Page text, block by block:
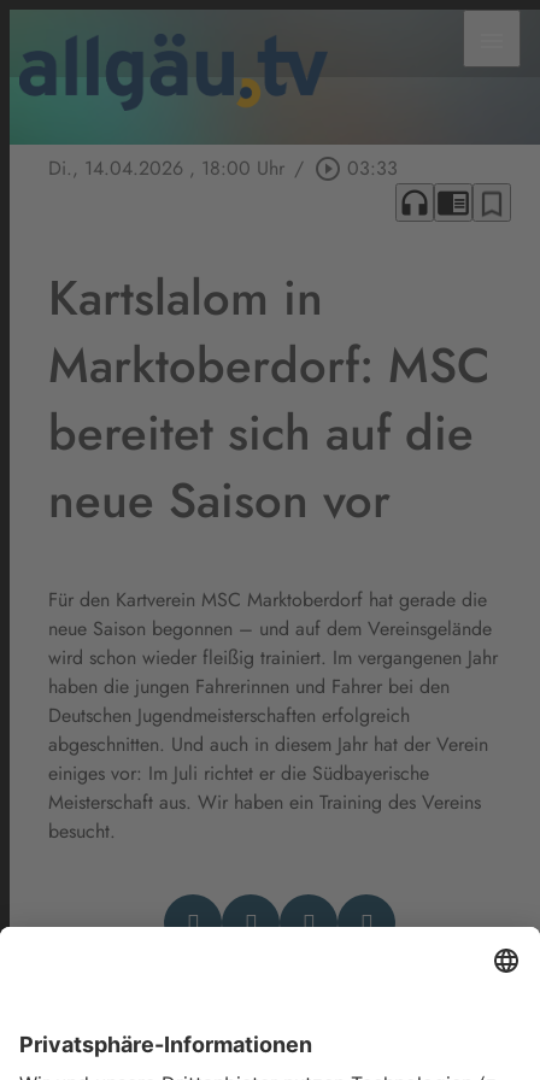
Di., 14.04.2026 , 18:00 Uhr / play_circle_outline 03:33
headphones chrome_reader_mode bookmark_border
Kartslalom in
Marktoberdorf: MSC
bereitet sich auf die
neue Saison vor
Für den Kartverein MSC Marktoberdorf hat gerade die
neue Saison begonnen – und auf dem Vereinsgelände
wird schon wieder fleißig trainiert. Im vergangenen Jahr
haben die jungen Fahrerinnen und Fahrer bei den
Deutschen Jugendmeisterschaften erfolgreich
abgeschnitten. Und auch in diesem Jahr hat der Verein
einiges vor: Im Juli richtet er die Südbayerische
Meisterschaft aus. Wir haben ein Training des Vereins
besucht.
Das könnte Dich auch